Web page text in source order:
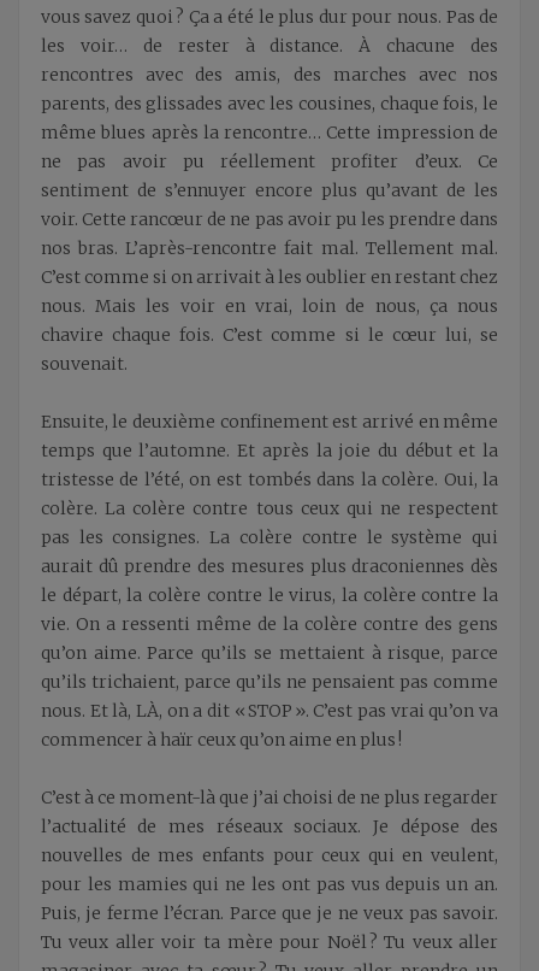
vous savez quoi ? Ça a été le plus dur pour nous. Pas de
les voir… de rester à distance. À chacune des
rencontres avec des amis, des marches avec nos
parents, des glissades avec les cousines, chaque fois, le
même blues après la rencontre… Cette impression de
ne pas avoir pu réellement profiter d’eux. Ce
sentiment de s’ennuyer encore plus qu’avant de les
voir. Cette rancœur de ne pas avoir pu les prendre dans
nos bras. L’après-rencontre fait mal. Tellement mal.
C’est comme si on arrivait à les oublier en restant chez
nous. Mais les voir en vrai, loin de nous, ça nous
chavire chaque fois. C’est comme si le cœur lui, se
souvenait.
Ensuite, le deuxième confinement est arrivé en même
temps que l’automne. Et après la joie du début et la
tristesse de l’été, on est tombés dans la colère. Oui, la
colère. La colère contre tous ceux qui ne respectent
pas les consignes. La colère contre le système qui
aurait dû prendre des mesures plus draconiennes dès
le départ, la colère contre le virus, la colère contre la
vie. On a ressenti même de la colère contre des gens
qu’on aime. Parce qu’ils se mettaient à risque, parce
qu’ils trichaient, parce qu’ils ne pensaient pas comme
nous. Et là, LÀ, on a dit « STOP ». C’est pas vrai qu’on va
commencer à haïr ceux qu’on aime en plus !
C’est à ce moment-là que j’ai choisi de ne plus regarder
l’actualité de mes réseaux sociaux. Je dépose des
nouvelles de mes enfants pour ceux qui en veulent,
pour les mamies qui ne les ont pas vus depuis un an.
Puis, je ferme l’écran. Parce que je ne veux pas savoir.
Tu veux aller voir ta mère pour Noël ? Tu veux aller